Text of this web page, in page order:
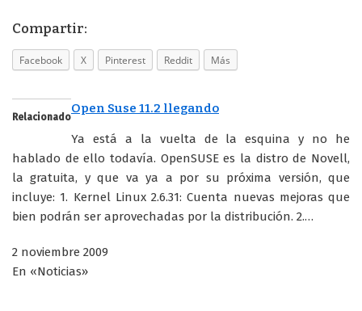
Compartir:
Facebook X Pinterest Reddit Más
Relacionado
Open Suse 11.2 llegando
Ya está a la vuelta de la esquina y no he
hablado de ello todavía. OpenSUSE es la distro de Novell,
la gratuita, y que va ya a por su próxima versión, que
incluye: 1. Kernel Linux 2.6.31: Cuenta nuevas mejoras que
bien podrán ser aprovechadas por la distribución. 2.…
2 noviembre 2009
En «Noticias»